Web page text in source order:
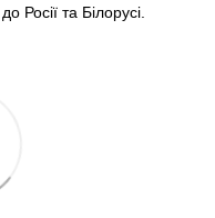
Росії та Білорусі.